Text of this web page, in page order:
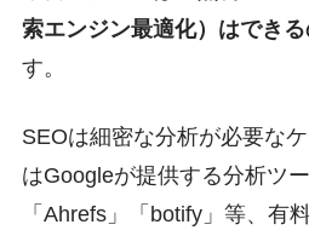
索エンジン最適化）はできる
す。
SEOは細密な分析が必要な
はGoogleが提供する分析ツ
「Ahrefs」「botify」等、有